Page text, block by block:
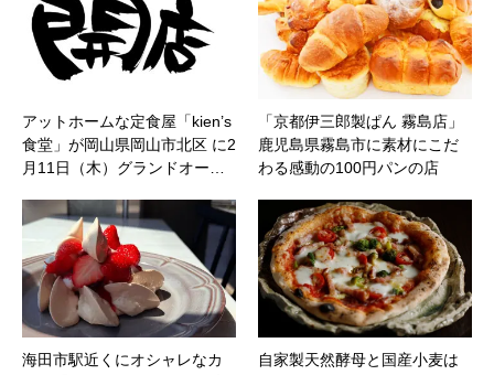
アットホームな定食屋「kien’s
食堂」が岡山県岡山市北区 に2
月11日（木）グランドオー…
「京都伊三郎製ぱん 霧島店」
鹿児島県霧島市に素材にこだ
わる感動の100円パンの店
海田市駅近くにオシャレなカ
自家製天然酵母と国産小麦は